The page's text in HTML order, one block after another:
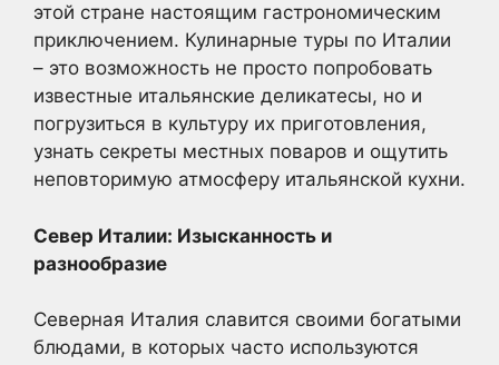
этой стране настоящим гастрономическим
приключением. Кулинарные туры по Италии
– это возможность не просто попробовать
известные итальянские деликатесы, но и
погрузиться в культуру их приготовления,
узнать секреты местных поваров и ощутить
неповторимую атмосферу итальянской кухни.
Север Италии: Изысканность и
разнообразие
Северная Италия славится своими богатыми
блюдами, в которых часто используются